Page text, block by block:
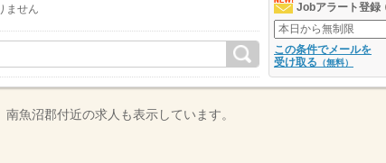
ません Jobアラート登録
この条件でメールを
受け取る （無料）
魚沼郡付近の求人も表示しています。